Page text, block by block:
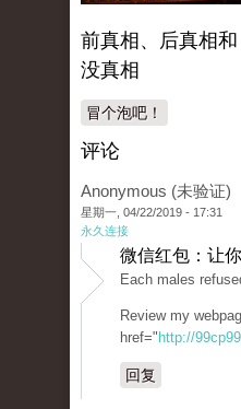
前真相、后真相和
没真相
冒个泡吧！
评论
Anonymous (未验证)
星期一, 04/22/2019 - 17:31
永久连接
微信红包：让
Each males
Review my
href=" http://
回复